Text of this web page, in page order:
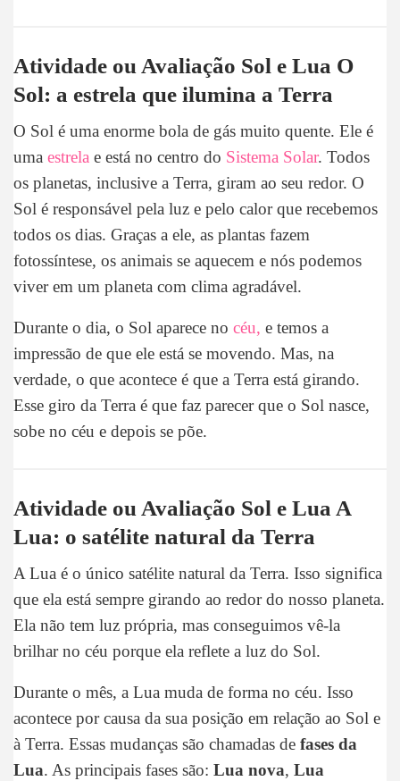
Atividade ou Avaliação Sol e Lua O
Sol: a estrela que ilumina a Terra
O Sol é uma enorme bola de gás muito quente. Ele é
uma estrela e está no centro do Sistema Solar. Todos
os planetas, inclusive a Terra, giram ao seu redor. O
Sol é responsável pela luz e pelo calor que recebemos
todos os dias. Graças a ele, as plantas fazem
fotossíntese, os animais se aquecem e nós podemos
viver em um planeta com clima agradável.
Durante o dia, o Sol aparece no céu, e temos a
impressão de que ele está se movendo. Mas, na
verdade, o que acontece é que a Terra está girando.
Esse giro da Terra é que faz parecer que o Sol nasce,
sobe no céu e depois se põe.
Atividade ou Avaliação Sol e Lua A
Lua: o satélite natural da Terra
A Lua é o único satélite natural da Terra. Isso significa
que ela está sempre girando ao redor do nosso planeta.
Ela não tem luz própria, mas conseguimos vê-la
brilhar no céu porque ela reflete a luz do Sol.
Durante o mês, a Lua muda de forma no céu. Isso
acontece por causa da sua posição em relação ao Sol e
à Terra. Essas mudanças são chamadas de fases da
Lua. As principais fases são: Lua nova, Lua